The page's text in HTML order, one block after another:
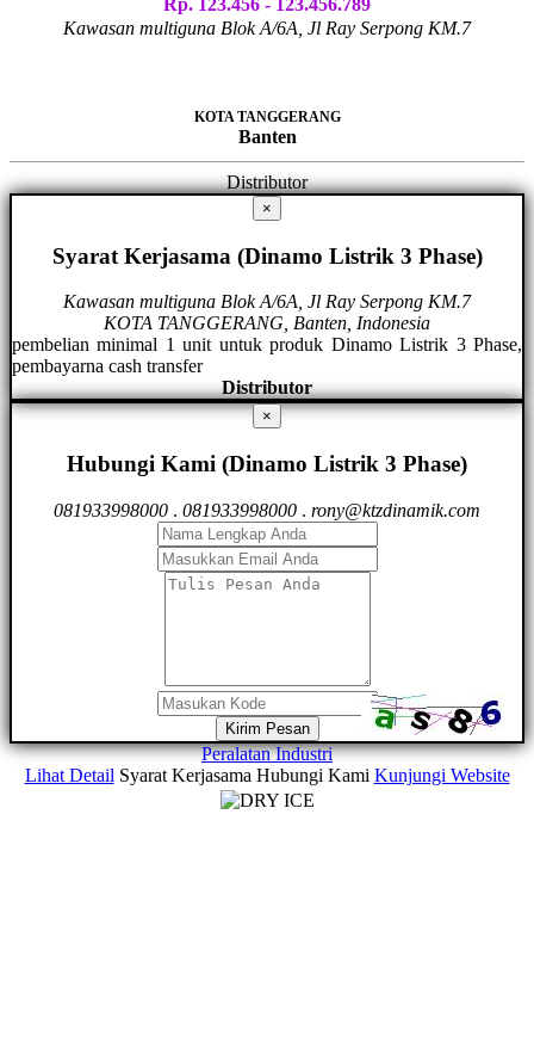
Rp. 123.456 - 123.456.789
Kawasan multiguna Blok A/6A, Jl Ray Serpong KM.7
KOTA TANGGERANG
Banten
Distributor
×
Syarat Kerjasama (Dinamo Listrik 3 Phase)
Kawasan multiguna Blok A/6A, Jl Ray Serpong KM.7
KOTA TANGGERANG, Banten, Indonesia
pembelian minimal 1 unit untuk produk Dinamo Listrik 3 Phase,
pembayarna cash transfer
Distributor
×
Hubungi Kami (Dinamo Listrik 3 Phase)
081933998000 . 081933998000 . rony@ktzdinamik.com
Kirim Pesan
Peralatan Industri
Lihat Detail Syarat Kerjasama Hubungi Kami Kunjungi Website